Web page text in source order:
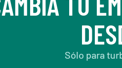
Sólo para